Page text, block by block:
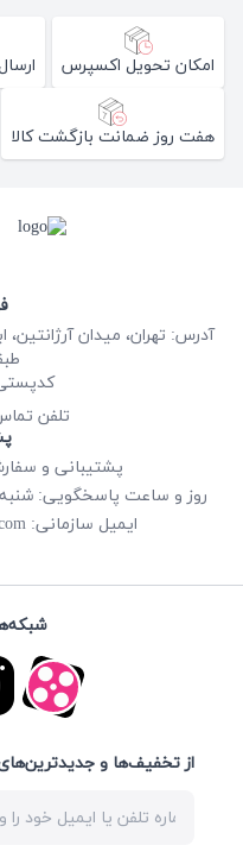
امکان تحویل اکسپرس
هفت روز ضمانت بازگشت کالا
کدپستی:
تلفن
پشتیبانی و سفارش
روز و ساعت پاسخگویی: شنبه تا
ایمیل سازمانی:
از تخفیف‌ها و